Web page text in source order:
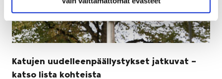
Katujen uudelleenpäällystykset jatkuvat –
katso lista kohteista